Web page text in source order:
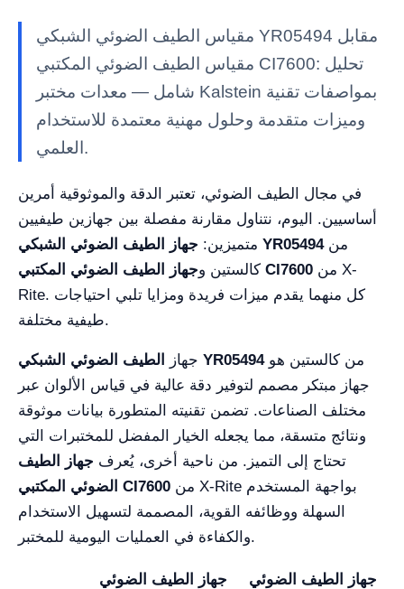
مقياس الطيف الضوئي الشبكي YR05494 مقابل
مقياس الطيف الضوئي المكتبي CI7600: تحليل
شامل — معدات مختبر Kalstein بمواصفات تقنية
وميزات متقدمة وحلول مهنية معتمدة للاستخدام
العلمي.
في مجال الطيف الضوئي، تعتبر الدقة والموثوقية أمرين
أساسيين. اليوم، نتناول مقارنة مفصلة بين جهازين طيفيين
متميزين: جهاز الطيف الضوئي الشبكي YR05494من
كالستين و جهاز الطيف الضوئي المكتبي CI7600
Rite. كل منهما يقدم ميزات فريدة ومزايا تلبي احتياجات
طيفية مختلفة.
جهاز الطيف الضوئي الشبكي YR05494من كالستين هو
جهاز مبتكر مصمم لتوفير دقة عالية في قياس الألوان عبر
مختلف الصناعات. تضمن تقنيته المتطورة بيانات موثوقة
ونتائج متسقة، مما يجعله الخيار المفضل للمختبرات التي
تحتاج إلى التميز. من ناحية أخرى، يُعرف جهاز الطيف
الضوئي المكتبي CI7600
السهلة ووظائفه القوية، المصممة لتسهيل الاستخدام
والكفاءة في العمليات اليومية للمختبر.
جهاز الطيف الضوئي
جهاز الطيف الضوئي